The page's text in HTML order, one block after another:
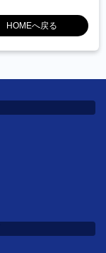
HOMEへ戻る